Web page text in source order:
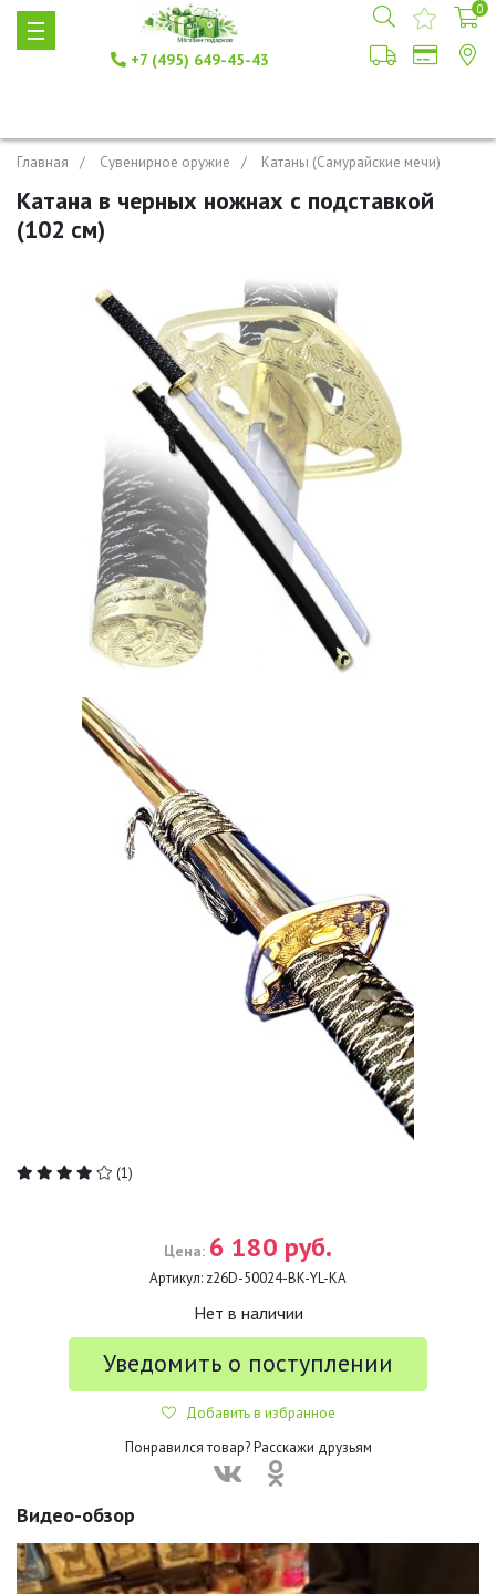
+7 (495) 649-45-43
0
Главная Сувенирное оружие Катаны (Самурайские мечи)
Катана в черных ножнах с подставкой
(102 см)
(1)
Цена: 6 180 руб.
Артикул: z26D-50024-BK-YL-KA
Нет в наличии
Уведомить о поступлении
Добавить в избранное
Понравился товар? Расскажи друзьям
Видео-обзор